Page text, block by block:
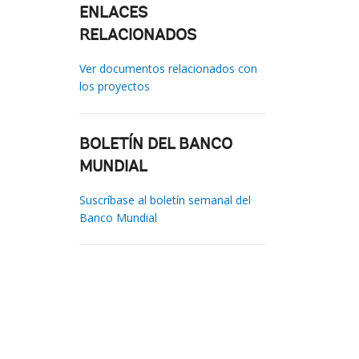
ENLACES
RELACIONADOS
Ver documentos relacionados con
los proyectos
BOLETÍN DEL BANCO
MUNDIAL
Suscríbase al boletín semanal del
Banco Mundial